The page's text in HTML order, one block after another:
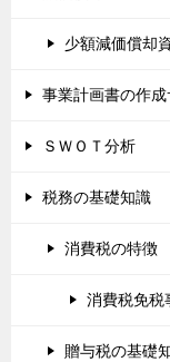
少額減価償却
事業計画書の作成
ＳＷＯＴ分析
税務の基礎知識
消費税の特徴
消費税免税
贈与税の基礎